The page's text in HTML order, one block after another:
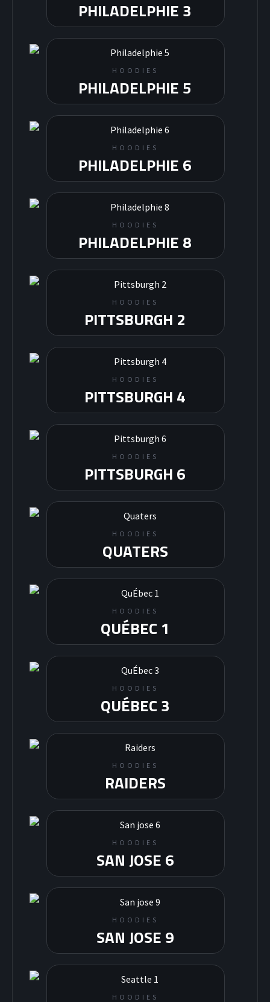
PHILADELPHIE 3
HOODIES
PHILADELPHIE 5
HOODIES
PHILADELPHIE 6
HOODIES
PHILADELPHIE 8
HOODIES
PITTSBURGH 2
HOODIES
PITTSBURGH 4
HOODIES
PITTSBURGH 6
HOODIES
QUATERS
HOODIES
QUÉBEC 1
HOODIES
QUÉBEC 3
HOODIES
RAIDERS
HOODIES
SAN JOSE 6
HOODIES
SAN JOSE 9
HOODIES